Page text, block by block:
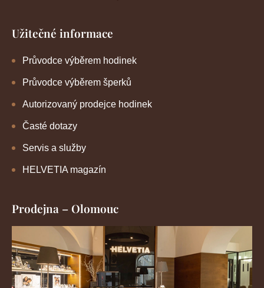
Užitečné informace
Průvodce výběrem hodinek
Průvodce výběrem šperků
Autorizovaný prodejce hodinek
Časté dotazy
Servis a služby
HELVETIA magazín
Prodejna – Olomouc